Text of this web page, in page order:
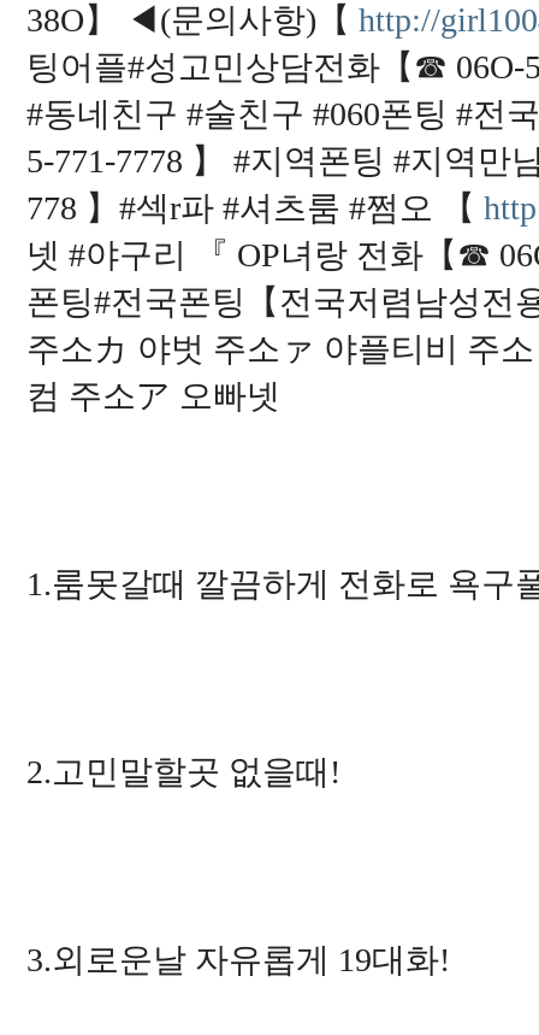
38O】 ◀(문의사항)【 http://
팅어플#성고민상담전화【☎ 06O-
#동네친구 #술친구 #060폰팅 #전
5-771-7778 】​ #지역폰팅 #지역
778 】​#섹r파 #셔츠룸 #쩜오 【
넷 #야구리 『 OP녀랑 전화【☎
폰팅#전국폰팅【전국저렴남성전
주소カ 야벗 주소ァ 야플티비 주
컴 주소ア 오빠넷
1.룸못갈때 깔끔하게 전화로 욕구
2.고민말할곳 없을때!
3.외로운날 자유롭게 19대화!